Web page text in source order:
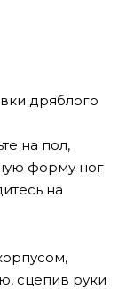
дряблого
на пол,
форму ног
на
сцепив руки